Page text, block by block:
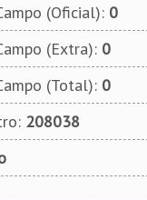
(Oficial): 0
(Extra): 0
(Total): 0
208038